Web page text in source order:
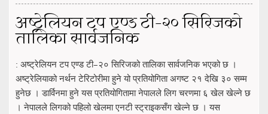
अष्ट्रेलियन टप एण्ड टी–२० सिरिजको
तालिका सार्वजनिक
: अष्ट्रेलियन टप एण्ड टी–२० सिरिजको तालिका सार्वजनिक भएको छ ।
अष्ट्रेलियाको नर्थन टेरिटोरीमा हुने यो प्रतियोगिता अगष्ट २१ देखि ३० सम्म
हुनेछ । डार्विनमा हुने यस प्रतियोगितामा नेपालले लिग चरणमा ६ खेल खेल्ने छ
। नेपालले लिगको पहिलो खेलमा एनटी स्ट्राइकसँग खेल्ने छ । यस